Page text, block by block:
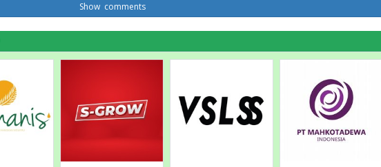
comments